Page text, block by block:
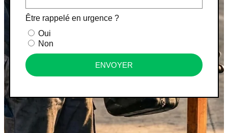
Être rappelé en urgence ?
Oui
Non
ENVOYER